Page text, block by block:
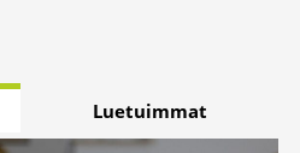
Luetuimmat